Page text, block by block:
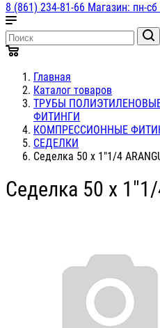
8 (861) 234-81-66 Магазин: пн-сб
Главная
Каталог товаров
ТРУБЫ
ФИТИНГИ
КОМПРЕССИОННЫЕ
СЕДЕЛКИ
Седелка 50 х 1"1/4
Седелка 50 х 1"1/